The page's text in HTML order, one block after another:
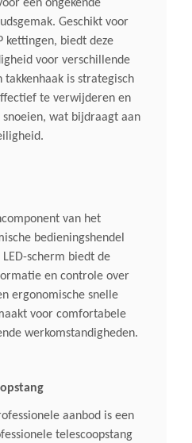
een ongekende
Geschikt voor
kettingen, biedt deze
voor verschillende
takkenhaak is strategisch
te verwijderen en
wat bijdraagt aan
van het
bedieningshendel
scherm biedt de
en controle over
ergonomische snelle
voor comfortabele
werkomstandigheden.
aanbod is een
telescoopstang
Lwa